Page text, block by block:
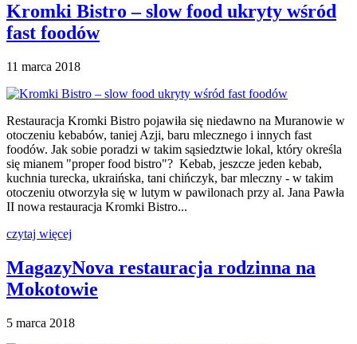
Kromki Bistro – slow food ukryty wśród
fast foodów
11 marca 2018
Restauracja Kromki Bistro pojawiła się niedawno na Muranowie w
otoczeniu kebabów, taniej Azji, baru mlecznego i innych fast
foodów. Jak sobie poradzi w takim sąsiedztwie lokal, który określa
się mianem "proper food bistro"? Kebab, jeszcze jeden kebab,
kuchnia turecka, ukraińska, tani chińczyk, bar mleczny - w takim
otoczeniu otworzyła się w lutym w pawilonach przy al. Jana Pawła
II nowa restauracja Kromki Bistro...
czytaj więcej
MagazyNova restauracja rodzinna na
Mokotowie
5 marca 2018